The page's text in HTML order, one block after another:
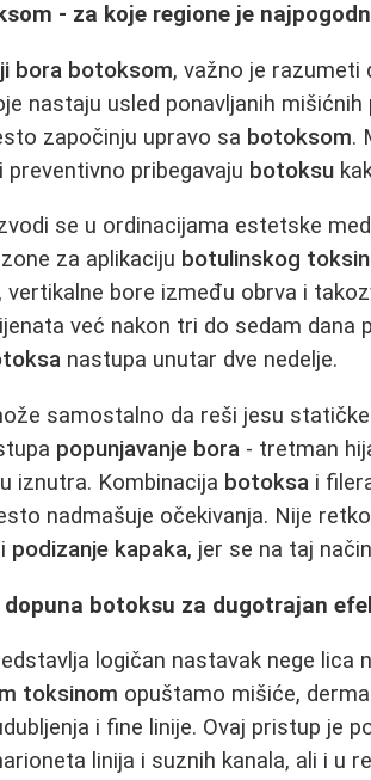
- za koje regione je
bora botoksom, važno je razumeti
nastaju usled ponavljanih
započinju upravo sa botoksom.
pribegavaju botoksu
se u ordinacijama estetske
za aplikaciju botulinskog
vertikalne bore između obrva i
već nakon tri do sedam dana
nastupa unutar dve nedelje.
samostalno da reši jesu
popunjavanje bora - tretman
iznutra. Kombinacija botoksa i
nadmašuje očekivanja. Nije
podizanje kapaka, jer se na taj
dopuna botoksu za dugotrajan
logičan nastavak nege lica
toksinom opuštamo mišiće,
i fine linije. Ovaj pristup je
linija i suznih kanala, ali i u